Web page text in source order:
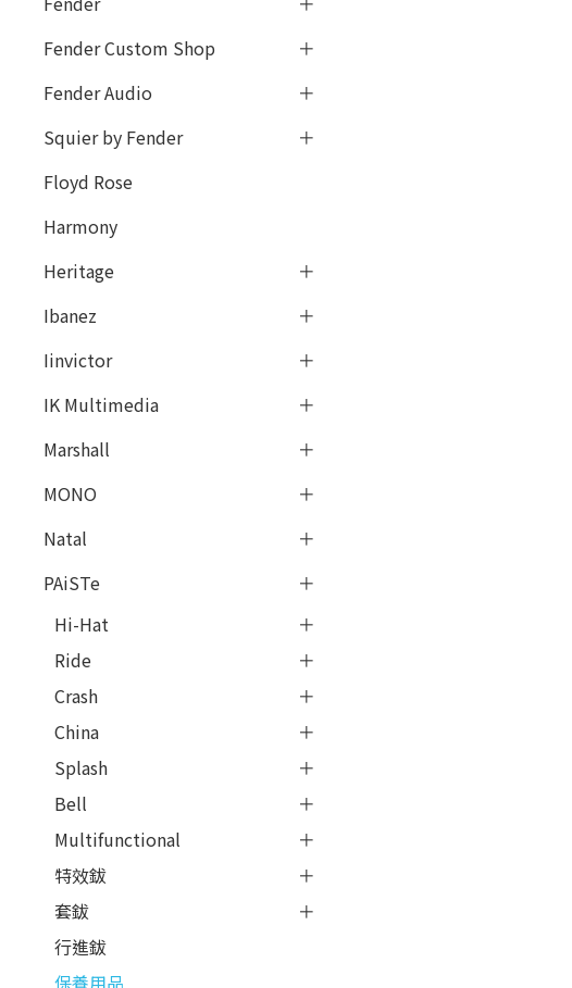
Fender Custom Shop
Fender Audio
Squier by Fender
Floyd Rose
Harmony
Heritage
Ibanez
Iinvictor
IK Multimedia
Marshall
MONO
Natal
PAiSTe
Hi-Hat
Ride
Crash
China
Splash
Bell
Multifunctional
特效鈸
套鈸
行進鈸
保養用品